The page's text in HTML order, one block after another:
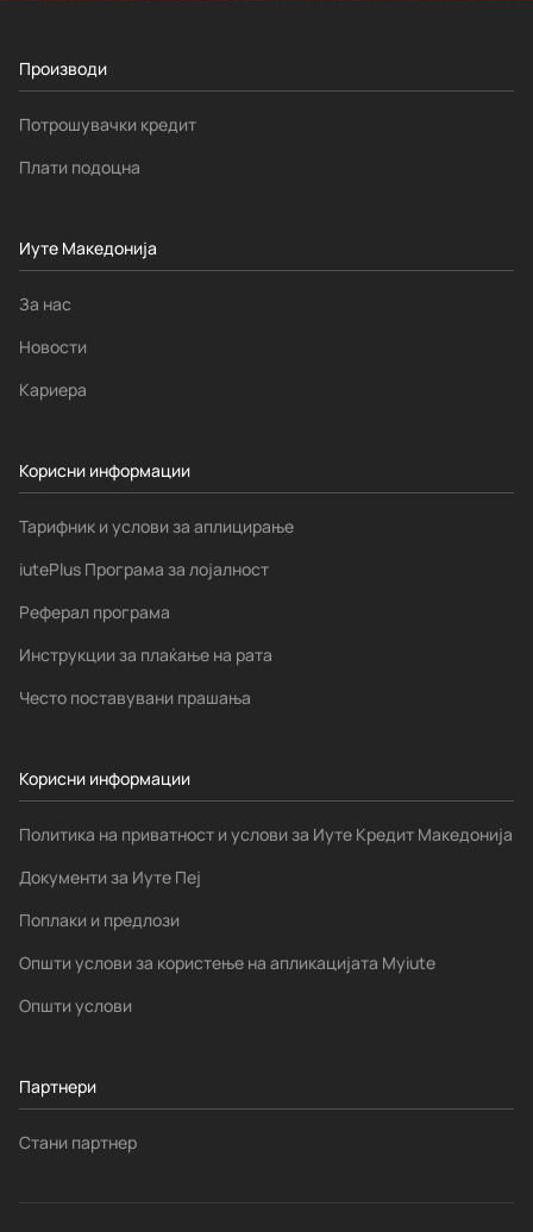
Производи
Потрошувачки кредит
Плати подоцна
Иуте Македонија
За нас
Новости
Кариера
Корисни информации
Тарифник и услови за аплицирање
iutePlus Програма за лојалност
Реферал програма
Инструкции за плаќање на рата
Често поставувани прашања
Корисни информации
Политика на приватност и услови за Иуте Кредит Македонија
Документи за Иуте Пеј
Поплаки и предлози
Општи услови за користење на апликацијата Myiute
Општи услови
Партнери
Стани партнер